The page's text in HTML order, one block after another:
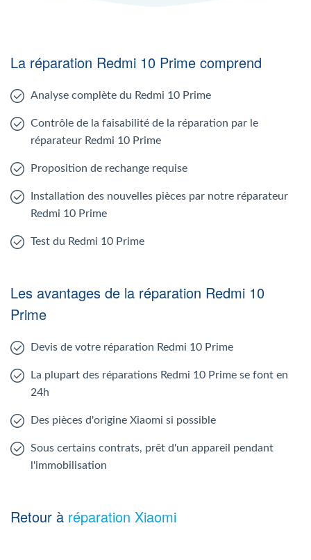
La réparation Redmi 10 Prime comprend
Analyse complète du Redmi 10 Prime
Contrôle de la faisabilité de la réparation par le
réparateur Redmi 10 Prime
Proposition de rechange requise
Installation des nouvelles pièces par notre réparateur
Redmi 10 Prime
Test du Redmi 10 Prime
Les avantages de la réparation Redmi 10
Prime
Devis de votre réparation Redmi 10 Prime
La plupart des réparations Redmi 10 Prime se font en
24h
Des pièces d'origine Xiaomi si possible
Sous certains contrats, prêt d'un appareil pendant
l'immobilisation
Retour à réparation Xiaomi